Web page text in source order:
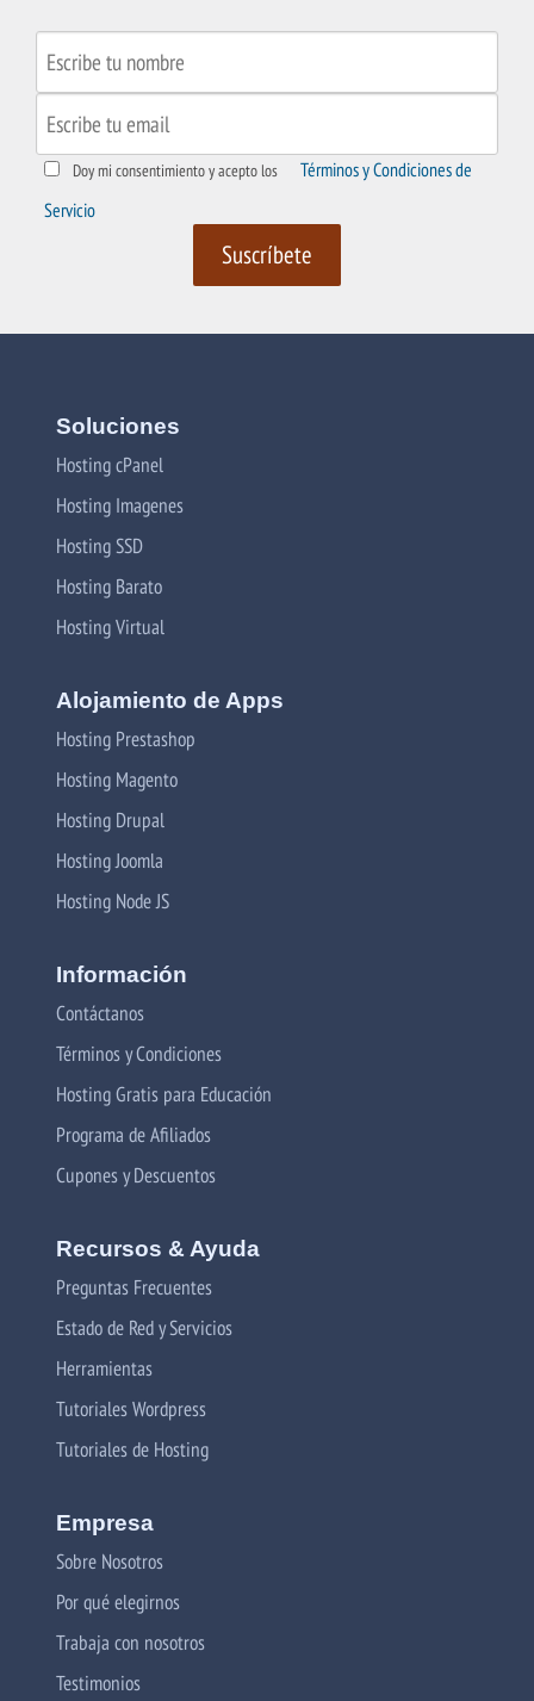
Doy mi consentimiento y acepto los
Términos y Condiciones de
Servicio
Soluciones
Hosting cPanel
Hosting Imagenes
Hosting SSD
Hosting Barato
Hosting Virtual
Alojamiento de Apps
Hosting Prestashop
Hosting Magento
Hosting Drupal
Hosting Joomla
Hosting Node JS
Información
Contáctanos
Términos y Condiciones
Hosting Gratis para Educación
Programa de Afiliados
Cupones y Descuentos
Recursos & Ayuda
Preguntas Frecuentes
Estado de Red y Servicios
Herramientas
Tutoriales Wordpress
Tutoriales de Hosting
Empresa
Sobre Nosotros
Por qué elegirnos
Trabaja con nosotros
Testimonios